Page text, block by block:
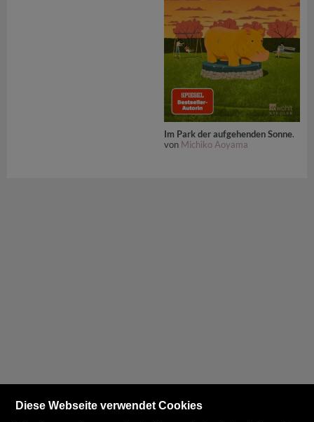
Im Park der aufgehenden Sonne.
von Michiko Aoyama
Diese Webseite verwendet Cookies